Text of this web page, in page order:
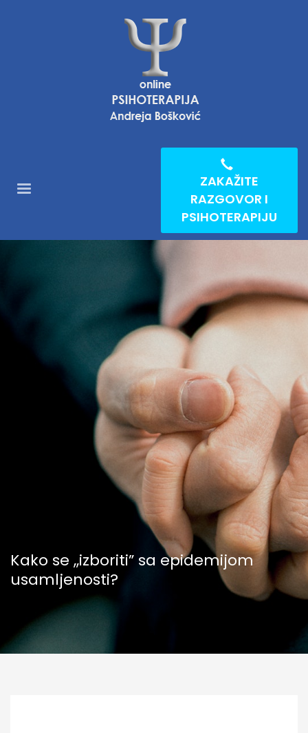
ZAKAŽITE
RAZGOVOR I
PSIHOTERAPIJU
Kako se ,,izboriti” sa epidemijom
usamljenosti?